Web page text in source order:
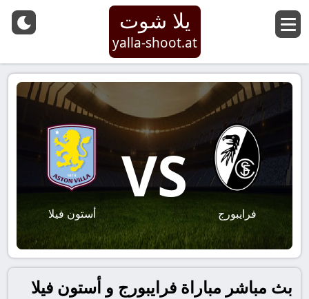
يلا شوت
yalla-shoot.at
فرايبورج
VS
أستون فيلا
بث مباشر مباراة فرايبورج و أستون فيلا